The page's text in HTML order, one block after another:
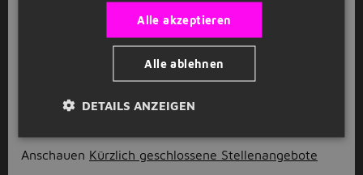
David Lloyd Stuttgart (16km)
Anschauen Kürzlich geschlossene Stellenangebote
Alle akzeptieren
Alle ablehnen
DETAILS ANZEIGEN